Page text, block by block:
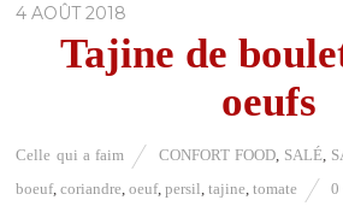
4 AOÛT 2018
Tajine de
oeufs
Celle qui a faim CONFORT FOOD SALÉ
boeuf,coriandre ,oeuf,persil ,tajine ,tomate 0